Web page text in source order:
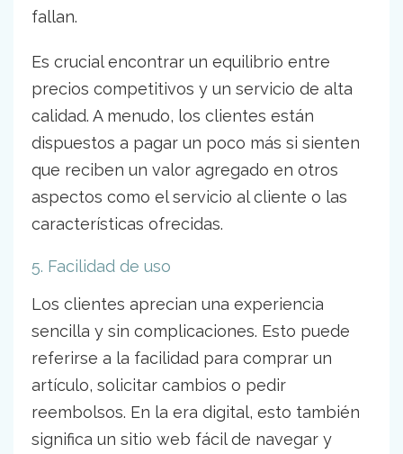
fallan.
Es crucial encontrar un equilibrio entre
precios competitivos y un servicio de alta
calidad. A menudo, los clientes están
dispuestos a pagar un poco más si sienten
que reciben un valor agregado en otros
aspectos como el servicio al cliente o las
características ofrecidas.
5. Facilidad de uso
Los clientes aprecian una experiencia
sencilla y sin complicaciones. Esto puede
referirse a la facilidad para comprar un
artículo, solicitar cambios o pedir
reembolsos. En la era digital, esto también
significa un sitio web fácil de navegar y